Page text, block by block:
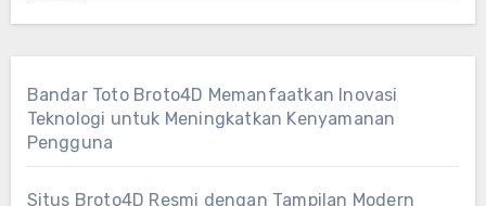
Bandar Toto Broto4D Memanfaatkan Inovasi
Teknologi untuk Meningkatkan Kenyamanan
Pengguna
Situs Broto4D Resmi dengan Tampilan Modern